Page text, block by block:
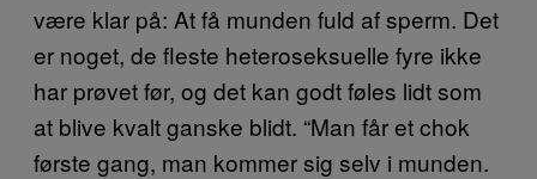
være klar på: At få munden fuld af sperm. Det
er noget, de fleste heteroseksuelle fyre ikke
har prøvet før, og det kan godt føles lidt som
at blive kvalt ganske blidt. “Man får et chok
første gang, man kommer sig selv i munden.